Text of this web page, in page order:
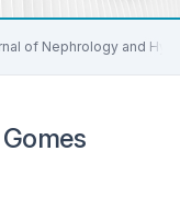
of Nephrology and